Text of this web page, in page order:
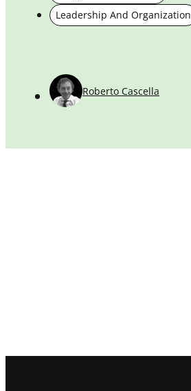
Leadership And Organization
Roberto Cascella